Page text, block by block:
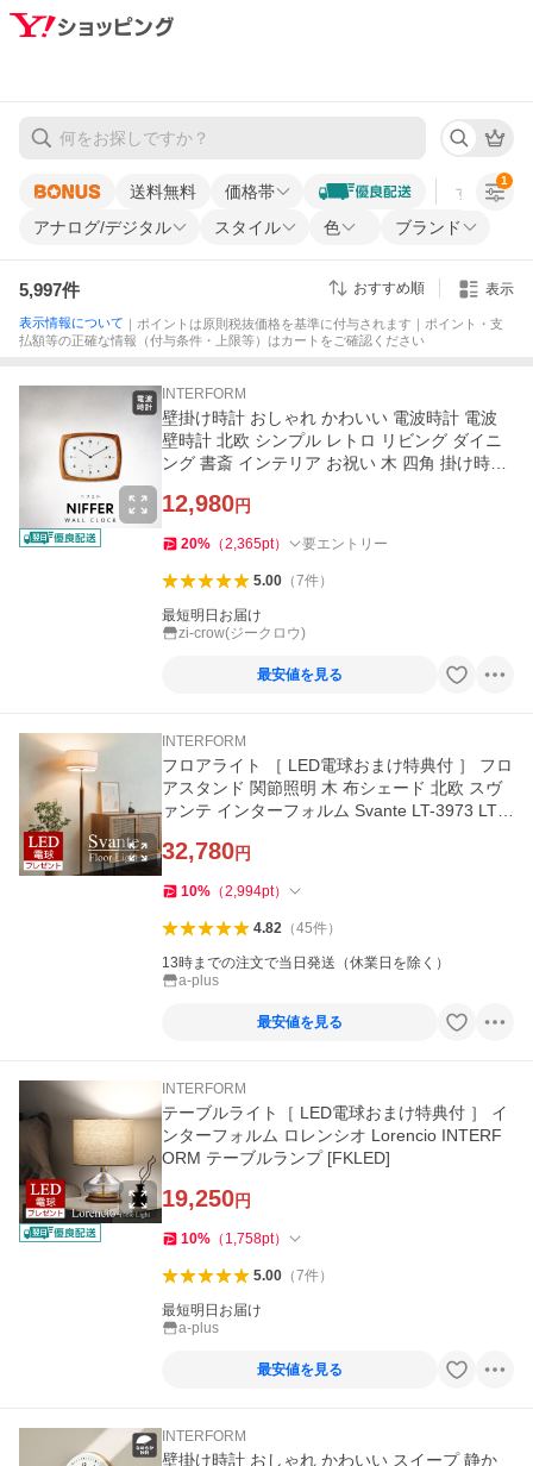
送料無料 価格帯 すべての条
アナログ/デジタル スタイル 色 ブランド
1
5,997件 おすすめ順 表示
表示情報について ｜ポイントは原則税抜価格を基準に付与されます｜ポイント・支
払額等の正確な情報（付与条件・上限等）はカートをご確認ください
INTERFORM
壁掛け時計 おしゃれ かわいい 電波時計 電波
壁時計 北欧 シンプル レトロ リビング ダイニ
ング 書斎 インテリア お祝い 木 四角 掛け時計
12,980円
20% （2,365pt） 要エントリー
5.00（7件）
最短明日お届け
zi-crow(ジークロウ)
最安値を見る
INTERFORM
フロアライト ［ LED電球おまけ特典付 ］ フロ
アスタンド 関節照明 木 布シェード 北欧 スヴ
ァンテ インターフォルム Svante LT-3973 LT-3
32,780円
10% （2,994pt）
4.82（45件）
13時までの注文で当日発送（休業日を除く）
a-plus
最安値を見る
INTERFORM
テーブルライト［ LED電球おまけ特典付 ］ イ
ンターフォルム ロレンシオ Lorencio INTERF
ORM テーブルランプ [FKLED]
19,250円
10% （ 1,758pt）
5.00（7件）
最短明日お届け
a-plus
最安値を見る
INTERFORM
壁掛け時計 おしゃれ かわいい スイープ 静か